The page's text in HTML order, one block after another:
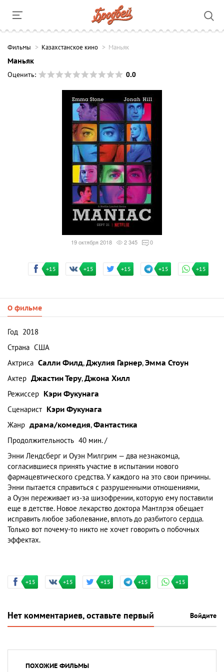
Фильмы Казахстанское кино Маньяк
Маньяк
Оценить:
0.0
19 октября 2018 2 345 0
+15 +15 +15 +15 +15
О фильме
Год 2018
Страна США
Актриса Салли Филд,Джулия Гарнер,Эмма Стоун
Актер Джастин Теру,Джона Хилл
Режиссер Кэри Фукунага
Сценарист Кэри Фукунага
Жанр драма/комедия,Фантастика
Продолжительность 40 мин. /
Энни Лендсберг и Оуэн Милгрим — два незнакомца,
согласившиеся принять участие в испытании нового
фармацевтического средства. У каждого на это свои причины.
Энни пытается справиться с разрушенными отношениями,
а Оуэн переживает из-за шизофрении, которую ему поставили
еще в детстве. Новое лекарство доктора Мантлрэя обещает
исправить любое заболевание, вплоть до разбитого сердца.
Только вот почему-то никто не хочет говорить о побочных
эффектах.
+15 +15 +15 +15 +15
Нет комментариев, оставьте первый Войдите
ПОХОЖИЕ ФИЛЬМЫ